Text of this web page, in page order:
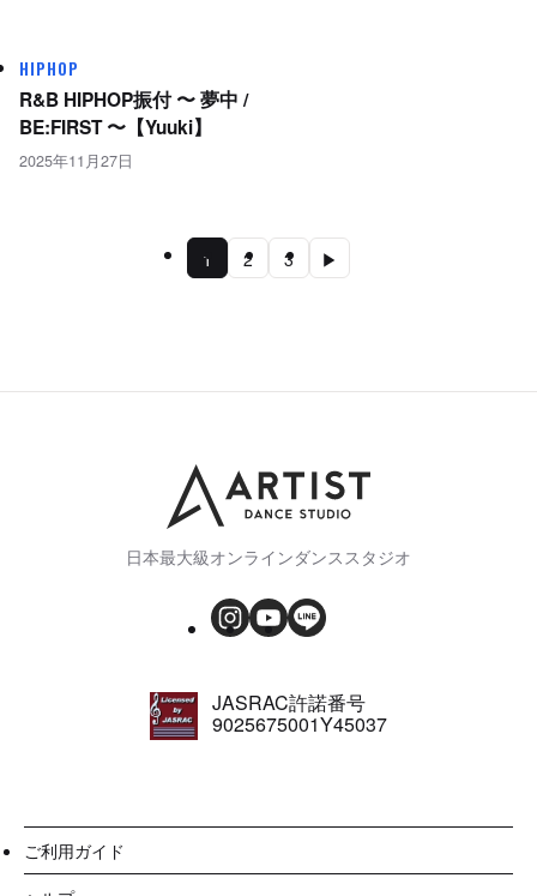
HIPHOP
R&B HIPHOP振付 〜 夢中 /
BE:FIRST 〜【Yuuki】
2025年11月27日
1 2 3 ▶︎
日本最大級オンラインダンススタジオ
JASRAC許諾番号
9025675001Y45037
ご利用ガイド